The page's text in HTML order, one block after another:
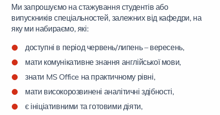
Ми запрошуємо на стажування студентів або
випускників спеціальностей, залежних від кафедри, на
яку ми набираємо, які:
доступні в період червень/липень – вересень,
мати комунікативне знання англійської мови,
знати MS Office на практичному рівні,
мати високорозвинені аналітичні здібності,
є ініціативними та готовими діяти,